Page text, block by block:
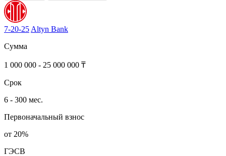
7-20-25 Altyn Bank
Сумма
1 000 000 - 25 000 000 ₸
Срок
6 - 300 мес.
Первоначальный взнос
от 20%
ГЭСВ